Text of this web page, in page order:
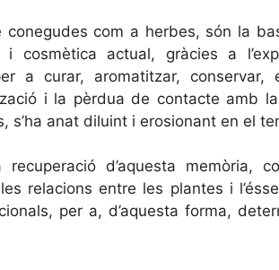
com a herbes, són la
cosmètica actual, gràcies a
a curar, aromatitzar, conservar,
i la pèrdua de contacte amb
s’ha anat diluint i erosionant en el
d’aquesta memòria,
relacions entre les plantes i
per a, d’aquesta forma,